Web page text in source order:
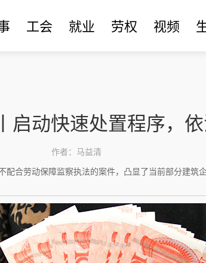
工会 就业 劳权 视频
启动快速处置程序，
作者：马益清
配合劳动保障监察执法的案件，凸显了当前部分建筑